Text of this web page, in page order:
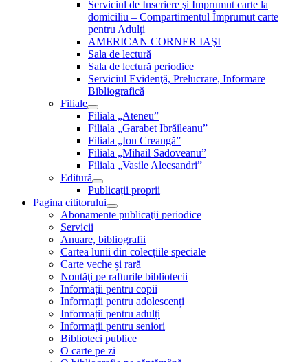
Serviciul de Inscriere şi Împrumut carte la
domiciliu – Compartimentul Împrumut carte
pentru Adulţi
AMERICAN CORNER IAŞI
Sala de lectură
Sala de lectură periodice
Serviciul Evidenţă, Prelucrare, Informare
Bibliografică
Filiale
Filiala „Ateneu”
Filiala „Garabet Ibrăileanu”
Filiala „Ion Creangă”
Filiala „Mihail Sadoveanu”
Filiala „Vasile Alecsandri”
Editură
Publicații proprii
Pagina cititorului
Abonamente publicaţii periodice
Servicii
Anuare, bibliografii
Cartea lunii din colecțiile speciale
Carte veche și rară
Noutăţi pe rafturile bibliotecii
Informații pentru copii
Informații pentru adolescenți
Informații pentru adulți
Informații pentru seniori
Biblioteci publice
O carte pe zi